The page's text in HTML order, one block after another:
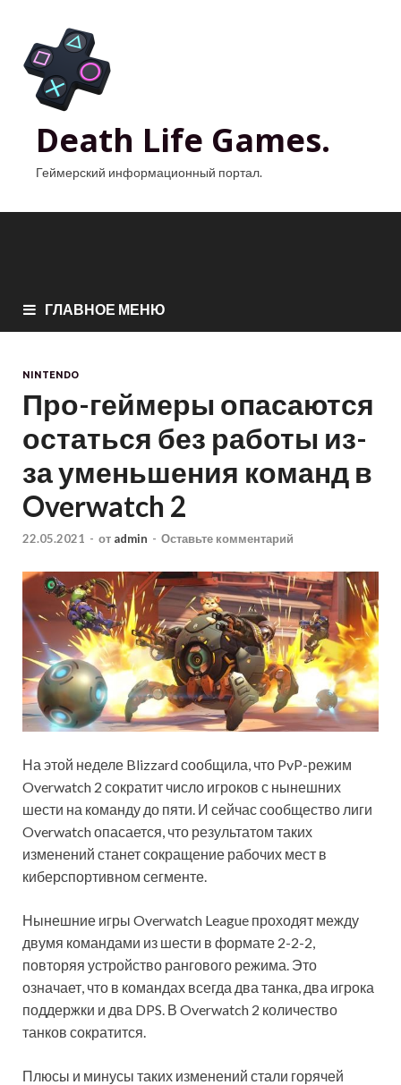
Death Life Games.
Геймерский информационный портал.
ГЛАВНОЕ МЕНЮ
NINTENDO
Про-геймеры опасаются
остаться без работы из-
за уменьшения команд в
Overwatch 2
22.05.2021 - от admin - Оставьте комментарий
На этой неделе Blizzard сообщила, что PvP-режим
Overwatch 2 сократит число игроков с нынешних
шести на команду до пяти. И сейчас сообщество лиги
Overwatch опасается, что результатом таких
изменений станет сокращение рабочих мест в
киберспортивном сегменте.
Нынешние игры Overwatch League проходят между
двумя командами из шести в формате 2-2-2,
повторяя устройство рангового режима. Это
означает, что в командах всегда два танка, два игрока
поддержки и два DPS. В Overwatch 2 количество
танков сократится.
Плюсы и минусы таких изменений стали горячей